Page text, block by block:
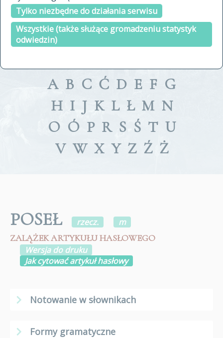
Tylko niezbędne do działania serwisu
Wszystkie (także służące gromadzeniu statystyk
odwiedzin)
a fronte
a tergo
A B C Ć D E F G
H I J K L Ł M N
O Ó P R S Ś T U
V W X Y Z Ź Ż
POSEŁ rzecz.
m
ZALĄŻEK ARTYKUŁU HASŁOWEGO
Wersja do druku
Jak cytować artykuł hasłowy
Notowanie w słownikach
Formy gramatyczne